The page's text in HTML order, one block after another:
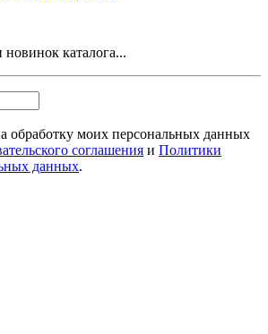
каталога...
обработку моих персональных данных
соглашения и Политики
данных.